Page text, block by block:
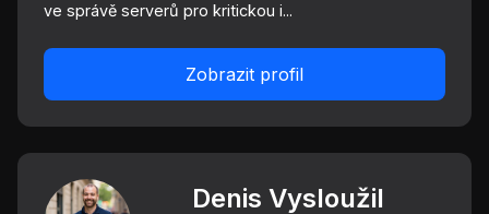
ve správě serverů pro kritickou i...
Zobrazit profil
Denis Vysloužil